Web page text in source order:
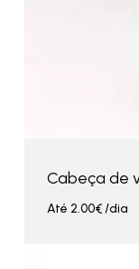
Cabeça de
Até 2.00€/dia